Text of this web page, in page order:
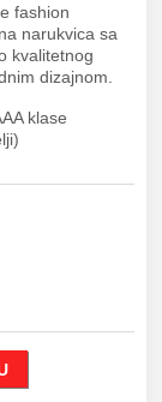
fashion
narukvica sa
kvalitetnog
dizajnom.
klase